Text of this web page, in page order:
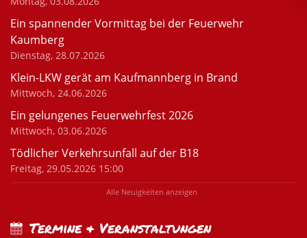
Ein spannender Vormittag bei der Feuerwehr
Kaumberg
Dienstag, 28.07.2026
Klein-LKW gerät am Kaufmannberg in Brand
Mittwoch, 24.06.2026
Ein gelungenes Feuerwehrfest 2026
Mittwoch, 03.06.2026
Tödlicher Verkehrsunfall auf der B18
Freitag, 29.05.2026 15:00
Alle Neuigkeiten anzeigen
Termine & Veranstaltungen